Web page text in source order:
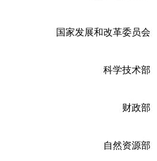
国家发展和改革委员会
科学技术部
财政部
自然资源部